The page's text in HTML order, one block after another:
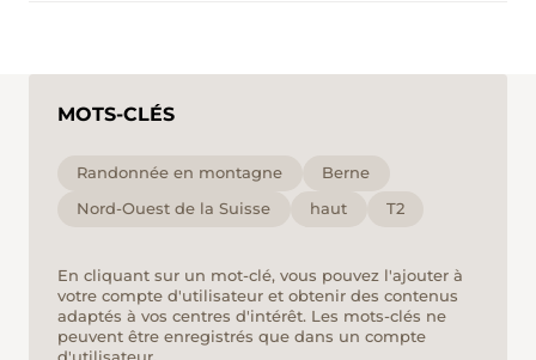
MOTS-CLÉS
Randonnée en montagne
Berne
Nord-Ouest de la Suisse
haut T2
En cliquant sur un mot-clé, vous pouvez l'ajouter à
votre compte d'utilisateur et obtenir des contenus
adaptés à vos centres d'intérêt. Les mots-clés ne
peuvent être enregistrés que dans un compte
d'utilisateur.